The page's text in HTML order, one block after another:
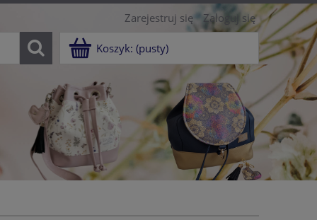
Zarejestruj się Zaloguj się
Koszyk: (pusty)